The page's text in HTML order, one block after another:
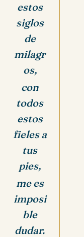
estos
siglos
de
milagr
os,
con
todos
estos
fieles a
tus
pies,
me es
imposi
ble
dudar.